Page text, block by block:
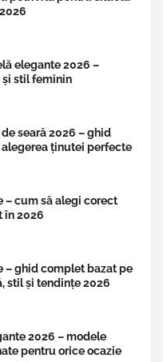
elegante 2026 –
stil feminin
seară 2026 – ghid
ținutei perfecte
– cum să alegi corect
în 2026
– ghid complet bazat pe
stil și tendințe 2026
2026 – modele
pentru orice ocazie